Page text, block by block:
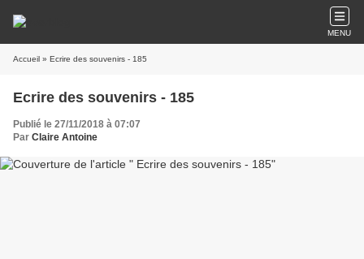
MENU
Accueil » Ecrire des souvenirs - 185
Ecrire des souvenirs - 185
Publié le 27/11/2018 à 07:07
Par Claire Antoine